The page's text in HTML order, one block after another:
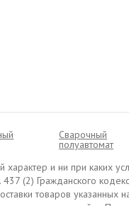
Cварочный
полуавтомат
и ни при каких
(2) Гражданского
товаров указанных